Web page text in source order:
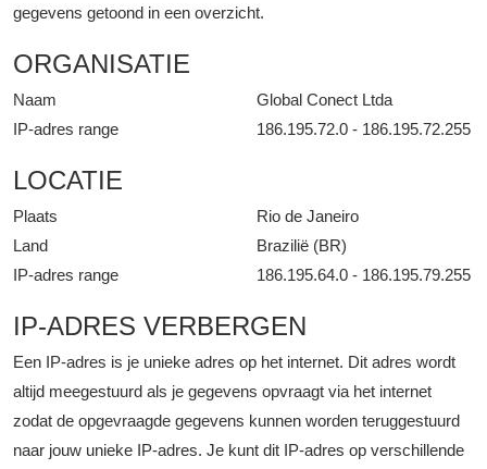
gegevens getoond in een overzicht.
ORGANISATIE
Naam
Global Conect Ltda
IP-adres range
186.195.72.0 - 186.195.72.255
LOCATIE
Plaats
Rio de Janeiro
Land
Brazilië (BR)
IP-adres range
186.195.64.0 - 186.195.79.255
IP-ADRES VERBERGEN
Een IP-adres is je unieke adres op het internet. Dit adres wordt
altijd meegestuurd als je gegevens opvraagt via het internet
zodat de opgevraagde gegevens kunnen worden teruggestuurd
naar jouw unieke IP-adres. Je kunt dit IP-adres op verschillende